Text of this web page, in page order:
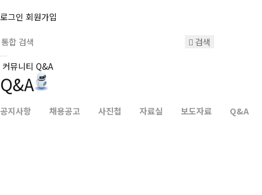
로그인 회원가입
검색
커뮤니티 Q&A
Q&A
공지사항 채용공고 사진첩 자료실 보도자료 Q&A